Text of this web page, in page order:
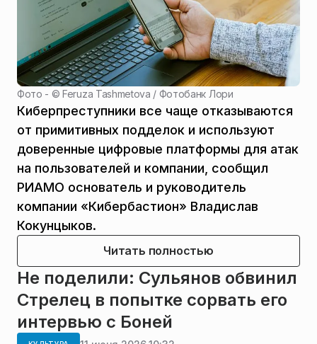
Фото - ©Feruza Tashmetova / Фотобанк Лори
Киберпреступники все чаще отказываются
от примитивных подделок и используют
доверенные цифровые платформы для атак
на пользователей и компании, сообщил
РИАМО основатель и руководитель
компании «Кибербастион» Владислав
Кокунцыков.
Читать полностью
Не поделили: Сульянов обвинил
Стрелец в попытке сорвать его
интервью с Боней